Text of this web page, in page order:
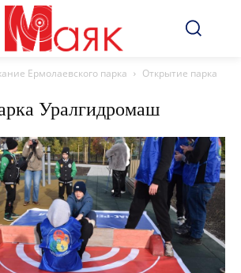
Ермолаевского парка
Открытие парка
Уралгидромаш